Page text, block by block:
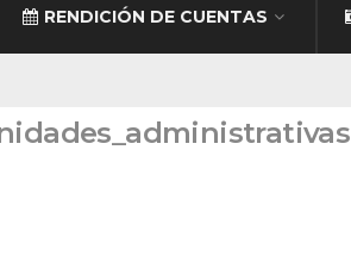
RENDICIÓN DE CUENTAS